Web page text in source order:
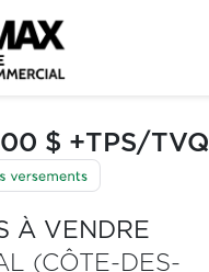
$ +TPS/TVQ
À VENDRE
(CÔTE-DES-